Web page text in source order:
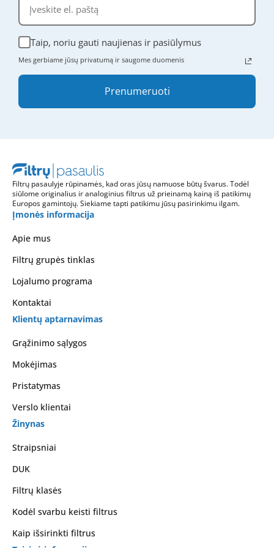
Taip, noriu gauti naujienas ir pasiūlymus
Mes gerbiame jūsų privatumą ir saugome duomenis
Prenumeruoti
Filtrų pasaulyje rūpinamės, kad oras jūsų namuose būtų švarus. Todėl
siūlome originalius ir analoginius filtrus už prieinamą kainą iš patikimų
Europos gamintojų. Siekiame tapti patikimu jūsų pasirinkimu ilgam.
Įmonės informacija
Apie mus
Filtrų grupės tinklas
Lojalumo programa
Kontaktai
Klientų aptarnavimas
Grąžinimo sąlygos
Mokėjimas
Pristatymas
Verslo klientai
Žinynas
Straipsniai
DUK
Filtrų klasės
Kodėl svarbu keisti filtrus
Kaip išsirinkti filtrus